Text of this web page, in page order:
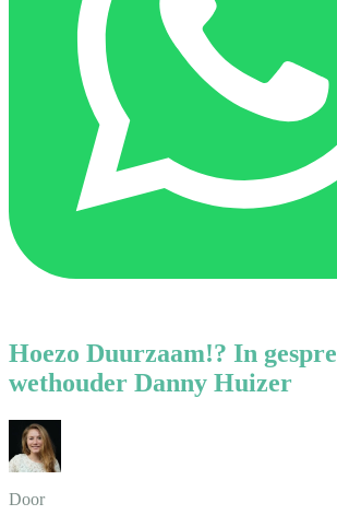
Hoezo Duurzaam!? In
wethouder Danny Huizer
Door